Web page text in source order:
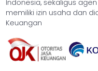
Indonesia, sekaligus
memiliki izin usaha dan
Keuangan